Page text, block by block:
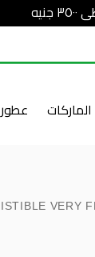
الماركات عطور
VERY